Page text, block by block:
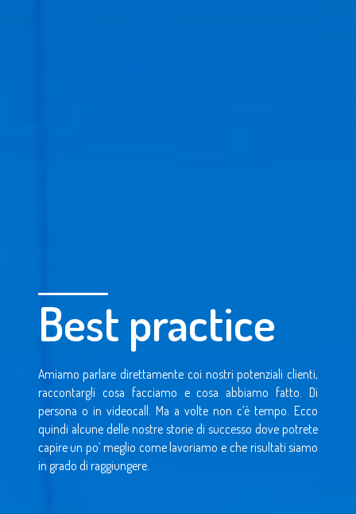
Best practice
Amiamo parlare direttamente coi nostri potenziali clienti,
raccontargli cosa facciamo e cosa abbiamo fatto. Di
persona o in videocall. Ma a volte non c’è tempo. Ecco
quindi alcune delle nostre storie di successo dove potrete
capire un po’ meglio come lavoriamo e che risultati siamo
in grado di raggiungere.